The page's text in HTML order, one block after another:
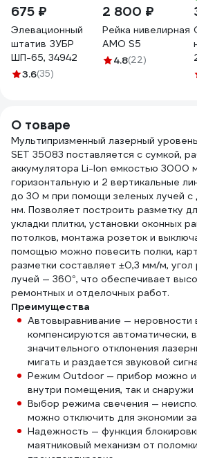
675 ₽
Элевационный
штатив ЗУБР
ШП-65, 34942
3.6(35)
2 800 ₽
Рейка нивелирная
AMO S5
4.8(22)
О товаре
Мультипризменный лазерный
SET 35083 поставляется с сумкой,
аккумулятора Li-Ion емкостью 3000
горизонтальную и 2 вертикальные
до 30 м при помощи зеленых лучей с
нм. Позволяет построить разметку
укладки плитки, установки оконных
потолков, монтажа розеток и
помощью можно повесить полки,
разметки составляет ±0,3 мм/м, угол
лучей — 360°, что обеспечивает
ремонтных и отделочных работ.
Преимущества
Автовыравнивание — неровности
компенсируются автоматически,
значительного отклонения
мигать и раздается звуковой
Режим Outdoor — прибор можно
внутри помещения, так и снаружи
Выбор режима свечения —
можно отключить для экономии
Надежность — функция
маятниковый механизм от